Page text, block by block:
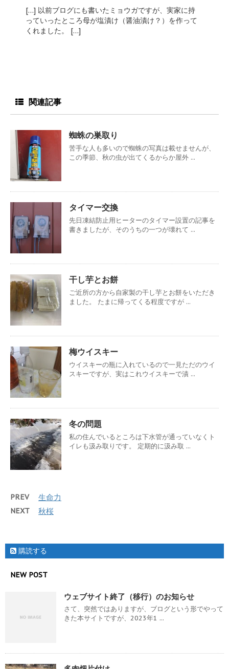
[…] 以前ブログにも書いたミョウガですが、実家に持
っていったところ母が塩漬け（醤油漬け？）を作って
くれました。 […]
関連記事
蜘蛛の巣取り
苦手な人も多いので蜘蛛の写真は載せませんが、
この季節、秋の虫が出てくるからか屋外 ...
タイマー交換
先日凍結防止用ヒーターのタイマー設置の記事を
書きましたが、そのうちの一つが壊れて ...
干し芋とお餅
ご近所の方から自家製の干し芋とお餅をいただき
ました。 たまに帰ってくる程度ですが ...
梅ウイスキー
ウイスキーの瓶に入れているので一見ただのウイ
スキーですが、実はこれウイスキーで漬 ...
冬の問題
私の住んでいるところは下水管が通っていなくト
イレも汲み取りです。 定期的に汲み取 ...
PREV 生命力
NEXT 秋桜
購読する
NEW POST
ウェブサイト終了（移行）のお知らせ
さて、突然ではありますが、ブログという形でやって
きた本サイトですが、2023年1 ...